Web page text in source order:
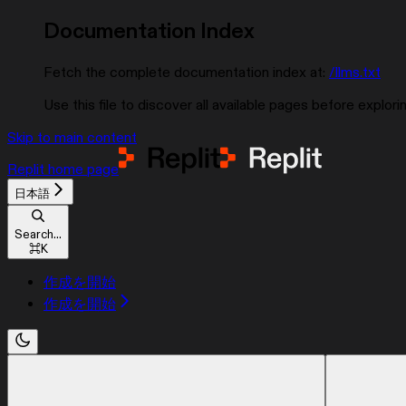
Documentation Index
Fetch the complete documentation index at: /llms.txt
Use this file to discover all available pages before
Skip to main content
Replit home page
日本語
Search...
⌘K
作成を開始
作成を開始